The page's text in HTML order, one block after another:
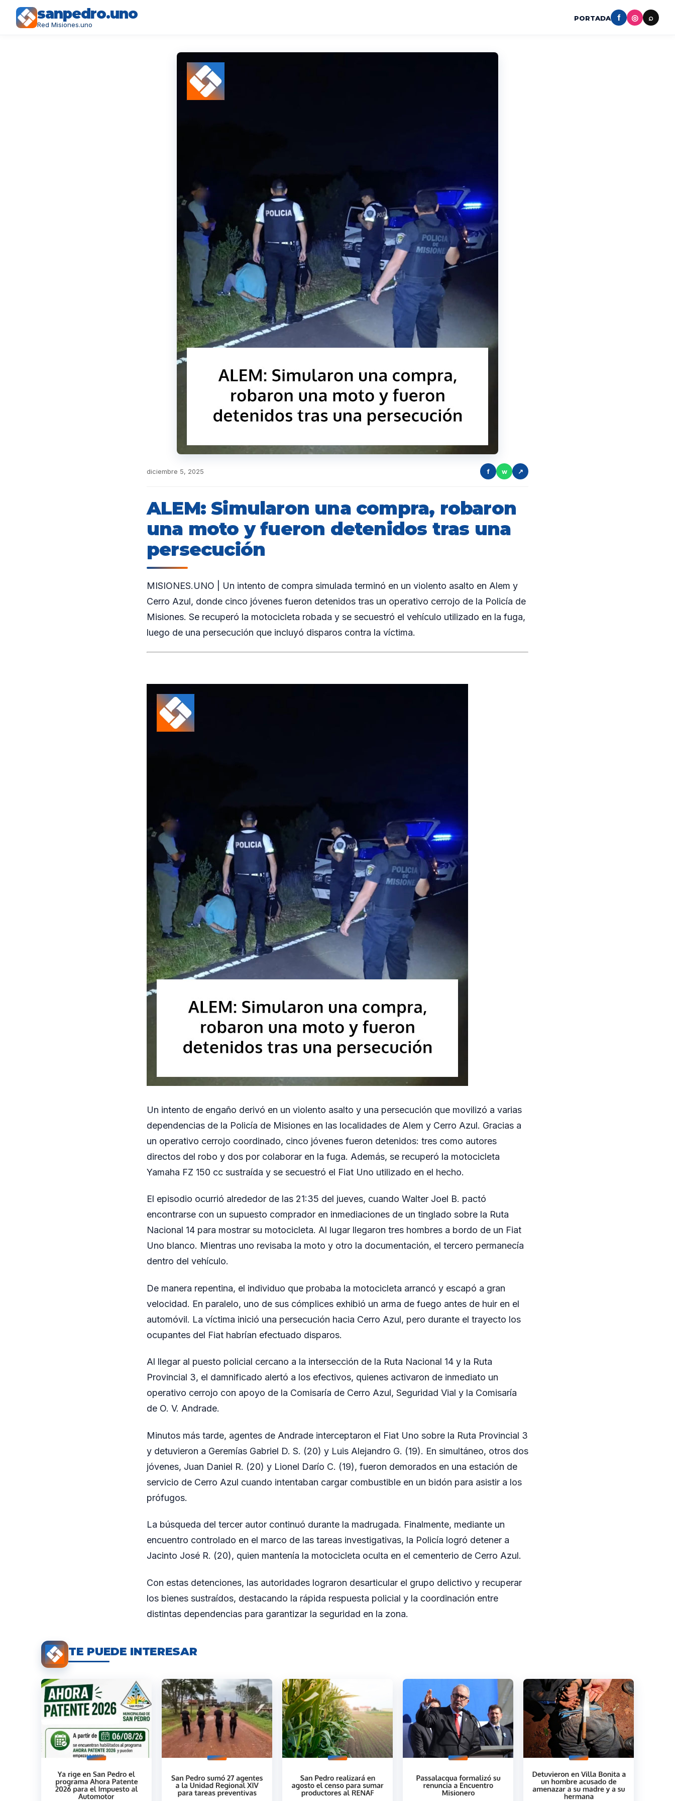
sanpedro.uno
Red Misiones.uno
PORTADA f ◎ ⌕
diciembre 5, 2025 f w ↗
ALEM: Simularon una compra, robaron
una moto y fueron detenidos tras una
persecución
MISIONES.UNO | Un intento de compra simulada terminó en un violento asalto en Alem y
Cerro Azul, donde cinco jóvenes fueron detenidos tras un operativo cerrojo de la Policía de
Misiones. Se recuperó la motocicleta robada y se secuestró el vehículo utilizado en la fuga,
luego de una persecución que incluyó disparos contra la víctima.
Un intento de engaño derivó en un violento asalto y una persecución que movilizó a varias
dependencias de la Policía de Misiones en las localidades de Alem y Cerro Azul. Gracias a
un operativo cerrojo coordinado, cinco jóvenes fueron detenidos: tres como autores
directos del robo y dos por colaborar en la fuga. Además, se recuperó la motocicleta
Yamaha FZ 150 cc sustraída y se secuestró el Fiat Uno utilizado en el hecho.
El episodio ocurrió alrededor de las 21:35 del jueves, cuando Walter Joel B. pactó
encontrarse con un supuesto comprador en inmediaciones de un tinglado sobre la Ruta
Nacional 14 para mostrar su motocicleta. Al lugar llegaron tres hombres a bordo de un Fiat
Uno blanco. Mientras uno revisaba la moto y otro la documentación, el tercero permanecía
dentro del vehículo.
De manera repentina, el individuo que probaba la motocicleta arrancó y escapó a gran
velocidad. En paralelo, uno de sus cómplices exhibió un arma de fuego antes de huir en el
automóvil. La víctima inició una persecución hacia Cerro Azul, pero durante el trayecto los
ocupantes del Fiat habrían efectuado disparos.
Al llegar al puesto policial cercano a la intersección de la Ruta Nacional 14 y la Ruta
Provincial 3, el damnificado alertó a los efectivos, quienes activaron de inmediato un
operativo cerrojo con apoyo de la Comisaría de Cerro Azul, Seguridad Vial y la Comisaría
de O. V. Andrade.
Minutos más tarde, agentes de Andrade interceptaron el Fiat Uno sobre la Ruta Provincial 3
y detuvieron a Geremías Gabriel D. S. (20) y Luis Alejandro G. (19). En simultáneo, otros dos
jóvenes, Juan Daniel R. (20) y Lionel Darío C. (19), fueron demorados en una estación de
servicio de Cerro Azul cuando intentaban cargar combustible en un bidón para asistir a los
prófugos.
La búsqueda del tercer autor continuó durante la madrugada. Finalmente, mediante un
encuentro controlado en el marco de las tareas investigativas, la Policía logró detener a
Jacinto José R. (20), quien mantenía la motocicleta oculta en el cementerio de Cerro Azul.
Con estas detenciones, las autoridades lograron desarticular el grupo delictivo y recuperar
los bienes sustraídos, destacando la rápida respuesta policial y la coordinación entre
distintas dependencias para garantizar la seguridad en la zona.
TE PUEDE INTERESAR